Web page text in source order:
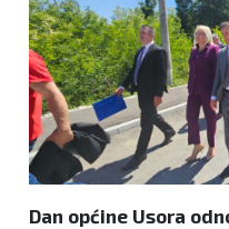
Zanimljivosti
Dan općine Usora